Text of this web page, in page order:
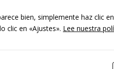
bien, simplemente haz clic
clic en «Ajustes». Lee nuestra